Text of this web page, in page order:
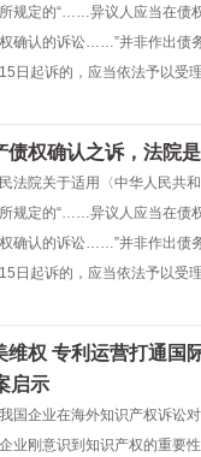
规定的“……异议人应当在债
确认的诉讼……”并非作出债
日起诉的，应当依法予以受
债权确认之诉，法院
法院关于适用〈中华人民共
规定的“……异议人应当在债
确认的诉讼……”并非作出债
日起诉的，应当依法予以受
维权 专利运营打通
启示
国企业在海外知识产权诉讼
业刚意识到知识产权的重要